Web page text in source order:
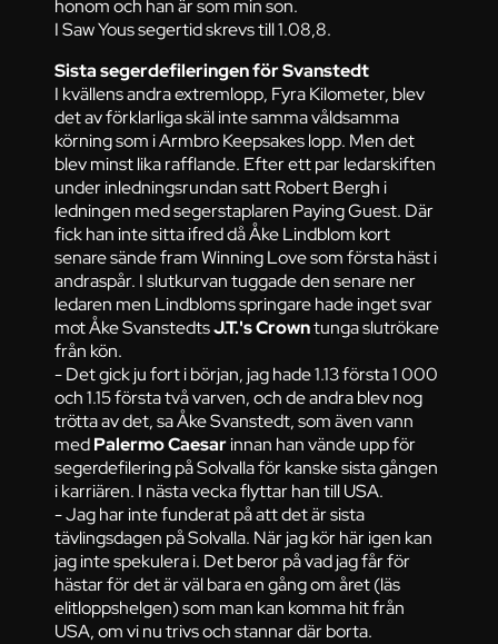
honom och han är som min son.
I Saw Yous segertid skrevs till 1.08,8.
Sista segerdefileringen för Svanstedt
I kvällens andra extremlopp, Fyra Kilometer, blev
det av förklarliga skäl inte samma våldsamma
körning som i Armbro Keepsakes lopp. Men det
blev minst lika rafflande. Efter ett par ledarskiften
under inledningsrundan satt Robert Bergh i
ledningen med segerstaplaren Paying Guest. Där
fick han inte sitta ifred då Åke Lindblom kort
senare sände fram Winning Love som första häst i
andraspår. I slutkurvan tuggade den senare ner
ledaren men Lindbloms springare hade inget svar
mot Åke SvanstedtsJ.T.'s Crowntunga slutrökare
från kön.
- Det gick ju fort i början, jag hade 1.13 första 1 000
och 1.15 första två varven, och de andra blev nog
trötta av det, sa Åke Svanstedt, som även vann
medPalermo Caesarinnan han vände upp för
segerdefilering på Solvalla för kanske sista gången
i karriären. I nästa vecka flyttar han till USA.
- Jag har inte funderat på att det är sista
tävlingsdagen på Solvalla. När jag kör här igen kan
jag inte spekulera i. Det beror på vad jag får för
hästar för det är väl bara en gång om året (läs
elitloppshelgen) som man kan komma hit från
USA, om vi nu trivs och stannar där borta.